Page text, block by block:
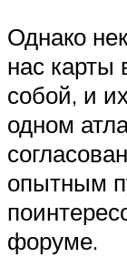
Однако
нас карты
собой, и
одном
опытным
форуме.